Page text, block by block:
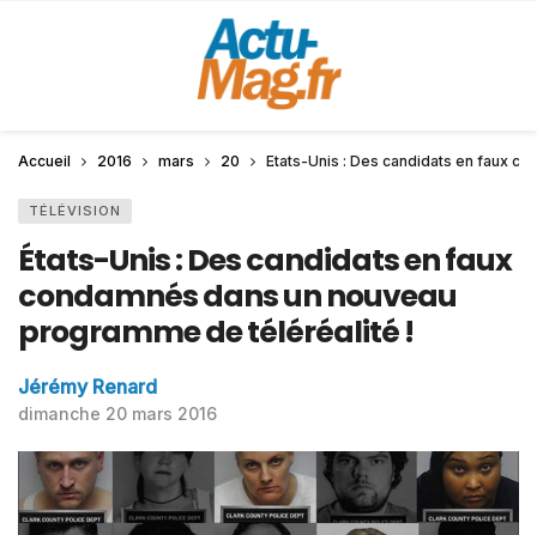
Accueil 2016 mars 20 États-Unis : Des candidats en faux
TÉLÉVISION
États-Unis : Des candidats en faux
condamnés dans un nouveau
programme de téléréalité !
Jérémy Renard
dimanche 20 mars 2016